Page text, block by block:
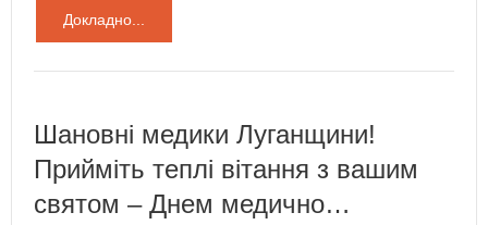
Докладно...
Шановні медики Луганщини!
Прийміть теплі вітання з вашим
святом – Днем медично…